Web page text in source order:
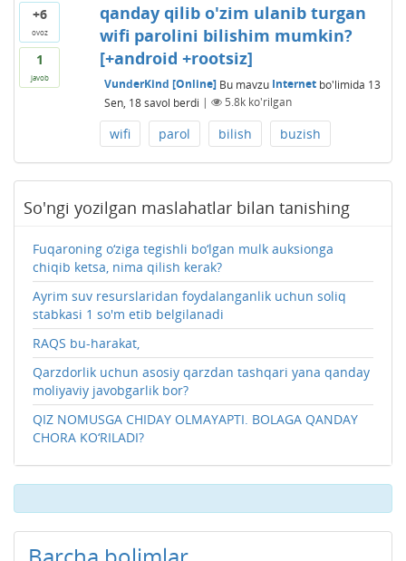
+6
ovoz
1
javob
qanday qilib o'zim ulanib turgan
wifi parolini bilishim mumkin?
[+android +rootsiz]
VunderKind [Online] Bu mavzu Internetbo'limida 13
Sen, 18 savol berdi | 5.8kko'rilgan
wifi parol bilish buzish
So'ngi yozilgan maslahatlar bilan tanishing
Fuqaroning o‘ziga tegishli bo‘lgan mulk auksionga
chiqib ketsa, nima qilish kerak?
Ayrim suv resurslaridan foydalanganlik uchun soliq
stabkasi 1 so'm etib belgilanadi
RAQS bu-harakat,
Qarzdorlik uchun asosiy qarzdan tashqari yana qanday
moliyaviy javobgarlik bor?
QIZ NOMUSGA CHIDAY OLMAYAPTI. BOLAGA QANDAY
CHORA KO‘RILADI?